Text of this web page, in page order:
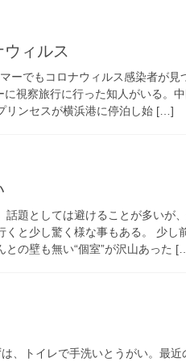
ウィルス
ーでもコロナウィルス感染者が見
視察旅行に行った知人がいる。
リンセスが横浜港に停泊し始 […]
話題としては避けることが多いが
くと少し驚く様な事もある。 少し
との壁も無い“個室”が沢山あった
、トイレで手洗いとうがい。最